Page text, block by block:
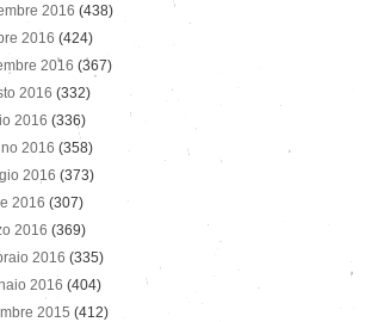
2016 (438)
2016 (424)
2016 (367)
2016 (332)
2016 (336)
2016 (358)
2016 (373)
2016 (307)
2016 (369)
2016 (335)
2016 (404)
2015 (412)